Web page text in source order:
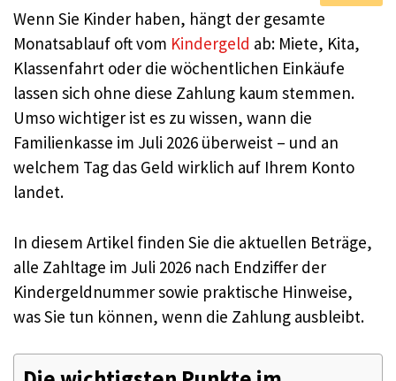
Wenn Sie Kinder haben, hängt der gesamte
Monatsablauf oft vom Kindergeld ab: Miete, Kita,
Klassenfahrt oder die wöchentlichen Einkäufe
lassen sich ohne diese Zahlung kaum stemmen.
Umso wichtiger ist es zu wissen, wann die
Familienkasse im Juli 2026 überweist – und an
welchem Tag das Geld wirklich auf Ihrem Konto
landet.
In diesem Artikel finden Sie die aktuellen Beträge,
alle Zahltage im Juli 2026 nach Endziffer der
Kindergeldnummer sowie praktische Hinweise,
was Sie tun können, wenn die Zahlung ausbleibt.